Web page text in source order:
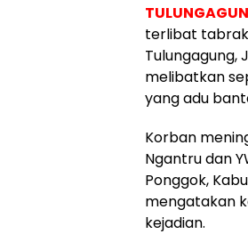
terlibat
Tulungagung,
melibatkan
yang adu
Korban
Ngantru dan
Ponggok,
mengatakan
kejadian.